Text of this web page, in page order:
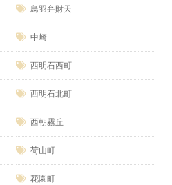
鳥羽弁財天
中崎
西明石西町
西明石北町
西朝霧丘
荷山町
花園町